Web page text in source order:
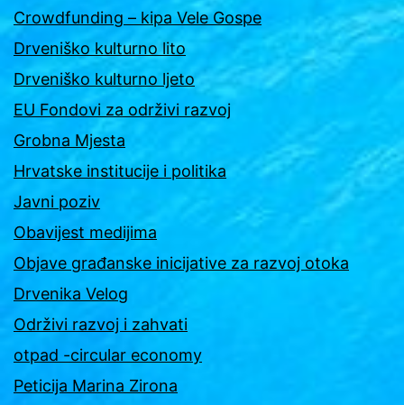
Crowdfunding – kipa Vele Gospe
Drveniško kulturno lito
Drveniško kulturno ljeto
EU Fondovi za održivi razvoj
Grobna Mjesta
Hrvatske institucije i politika
Javni poziv
Obavijest medijima
Objave građanske inicijative za razvoj otoka
Drvenika Velog
Održivi razvoj i zahvati
otpad -circular economy
Peticija Marina Zirona